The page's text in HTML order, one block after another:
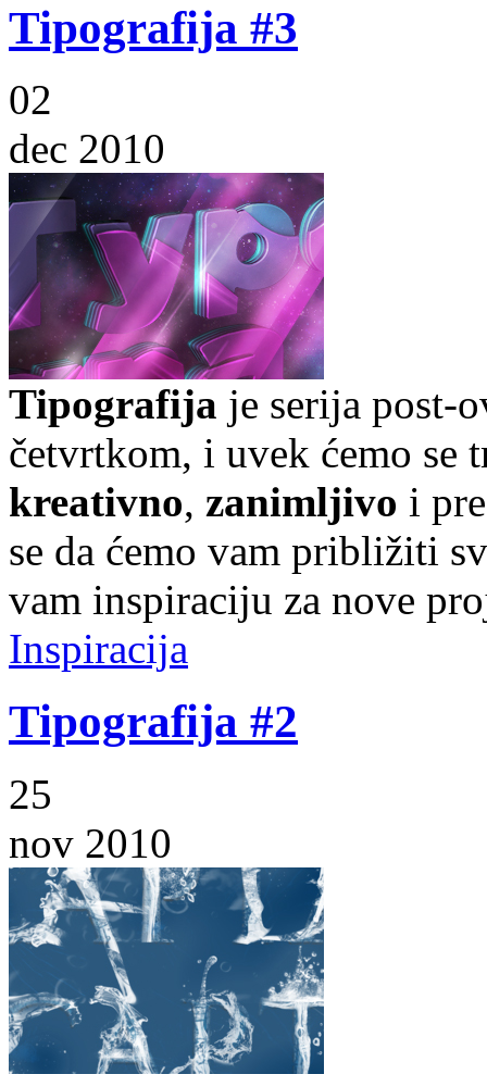
Tipografija #3
02
dec 2010
Tipografija je serija post-
četvrtkom, i uvek ćemo se
kreativno, zanimljivo i
se da ćemo vam približiti
vam inspiraciju za nove
Inspiracija
Tipografija #2
25
nov 2010